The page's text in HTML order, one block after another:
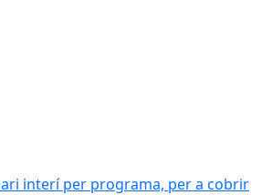
interí per programa, per a cobrir